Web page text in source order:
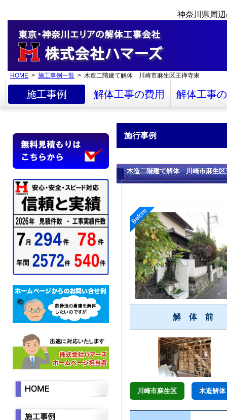
神奈川県周
HOME > 施工事例一覧 > 木造二階建て解体 川崎市麻生区王禅寺東
施工事例 解体工事の費用 解体工事
施行事例
木造二階建て解体 川崎市麻生区
解 体 前
川崎市麻生区 木造解体